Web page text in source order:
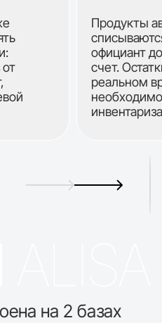
Продукты
официант
счет.
реальном
на 2 базах